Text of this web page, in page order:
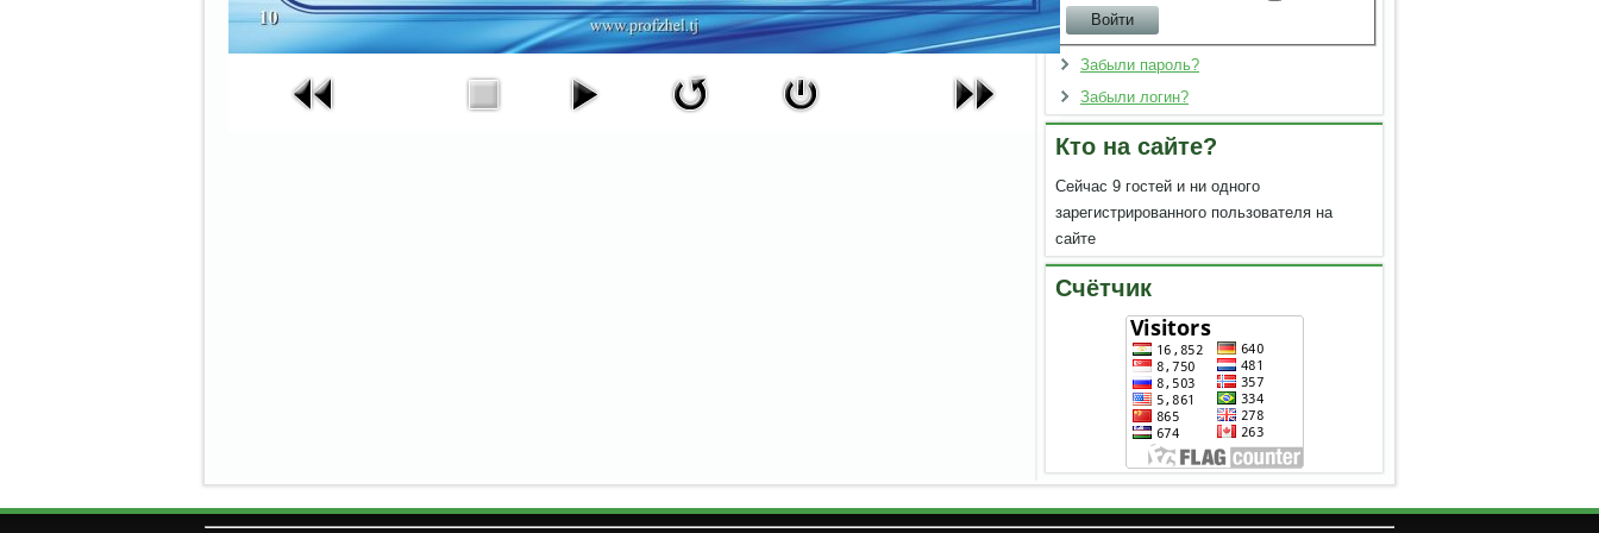
Забыли пароль?
Забыли логин?
Кто на сайте?
Сейчас 9 гостей и ни одного
зарегистрированного пользователя на
сайте
Счётчик